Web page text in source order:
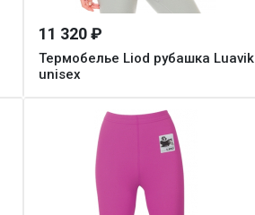
Термобелье Liod рубашка Luavik
unisex
11 320 ₽